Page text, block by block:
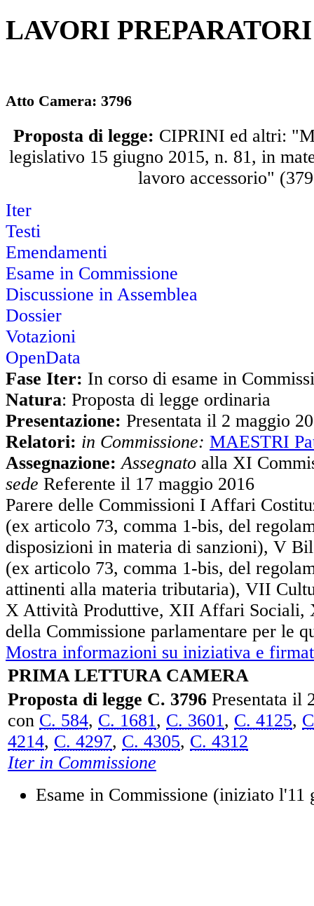
LAVORI
Atto Camera: 3796
Proposta di legge: CIPRINI ed altri:
legislativo 15 giugno 2015, n. 81, in
lavoro accessorio"
Iter
Testi
Emendamenti
Esame in Commissione
Discussione in Assemblea
Dossier
Votazioni
OpenData
Fase Iter: In corso di esame in
Natura: Proposta di legge ordinaria
Presentazione: Presentata il 2 maggio
Relatori: in Commissione: MAESTRI
Assegnazione: Assegnato alla XI
sede Referente il 17 maggio 2016
Parere delle Commissioni I Affari
(ex articolo 73, comma 1-bis, del
disposizioni in materia di sanzioni), V
(ex articolo 73, comma 1-bis, del
attinenti alla materia tributaria), VII
X Attività Produttive, XII Affari Sociali,
della Commissione parlamentare per le
Mostra informazioni su iniziativa e
PRIMA LETTURA CAMERA
Proposta di legge C. 3796 Presentata il
con C. 584, C. 1681, C. 3601, C. 4125,
4214, C. 4297, C. 4305, C. 4312
Iter in Commissione
Esame in Commissione (iniziato l'11